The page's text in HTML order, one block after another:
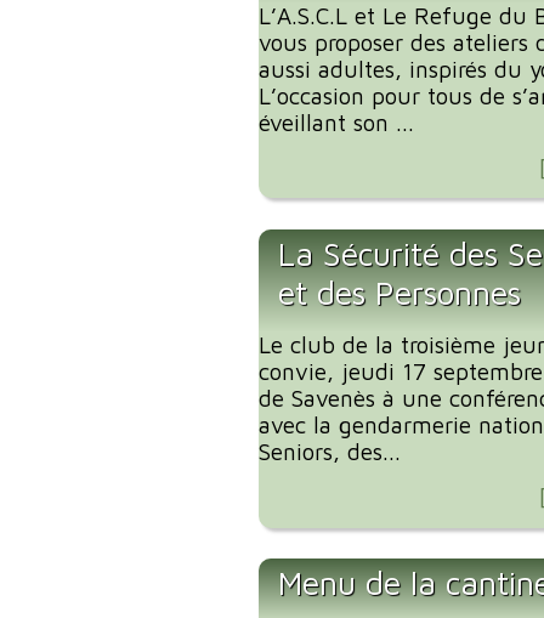
L’A.S.C.L et Le Refuge
vous proposer des
aussi adultes, inspirés du
L’occasion pour tous de
éveillant son ...
La Sécurité des
et des Personnes
Le club de la troisième
convie, jeudi 17
de Savenès à une
avec la gendarmerie
Seniors, des...
Menu de la